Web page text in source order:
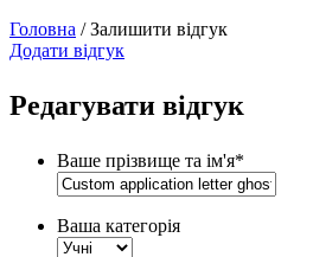
Головна /Залишити відгук
Додати відгук
Редагувати відгук
Ваше прізвище та ім'я*
Ваша категорія